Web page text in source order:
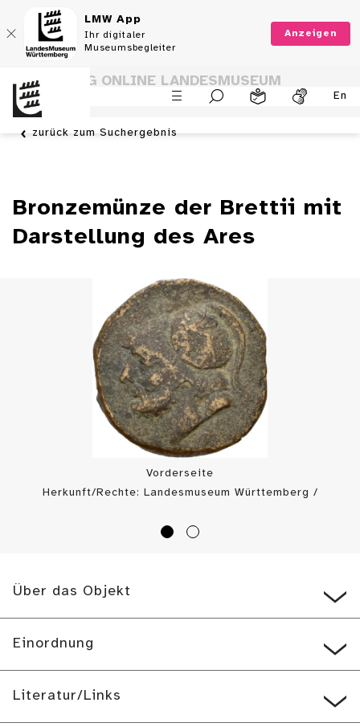
LMW App
Ihr digitaler
Museumsbegleiter
Anzeigen
En
SAMMLUNG ONLINE LANDESMUSEUM
WÜRTTEMBERG
zurück zum Suchergebnis
Bronzemünze der Brettii mit
Darstellung des Ares
Vorderseite
Herkunft/Rechte: Landesmuseum Württemberg /
Über das Objekt
Einordnung
Literatur/Links